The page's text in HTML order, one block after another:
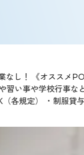
し！ 《オススメ
い事や学校行事
各規定） ・制服貸